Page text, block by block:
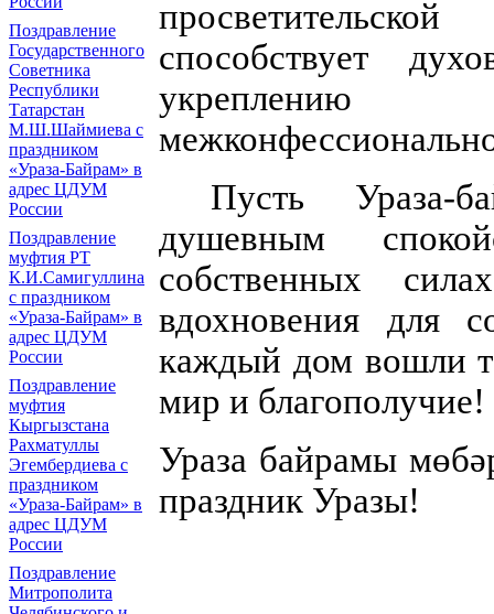
Поздравление
Государственного
Советника
Республики
Татарстан
М.Ш.Шаймиева с
праздником
«Ураза-Байрам» в
адрес ЦДУМ
России
Поздравление
муфтия РТ
К.И.Самигуллина
с праздником
«Ураза-Байрам» в
адрес ЦДУМ
России
Поздравление
муфтия
Кыргызстана
Рахматуллы
Эгембердиева с
праздником
«Ураза-Байрам» в
адрес ЦДУМ
России
Поздравление
Митрополита
способствует
укреплению
Пусть Ураза-
душевным
собственных
вдохновения для
каждый дом вошли
мир и благополучие!
Ураза байрамы
праздник Уразы!